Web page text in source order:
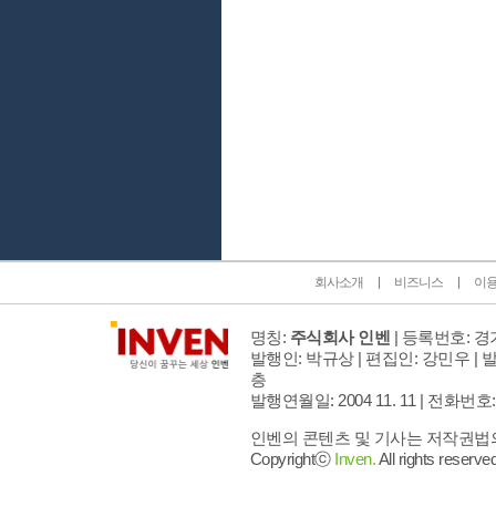
회사소개 비즈니스 이
명칭: 주식회사 인벤 | 등록번호: 경
발행인: 박규상 | 편집인: 강민우 |
층
발행연월일: 2004 11. 11 | 전화번호
인벤의 콘텐츠 및 기사는 저작권
Copyrightⓒ Inven.All rights